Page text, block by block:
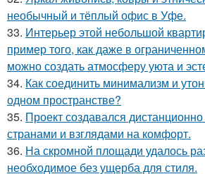
необычный и тёплый офис в Уфе.
33. Интерьер этой небольшой
пример того, как даже в
можно создать атмосферу уюта и
34. Как соединить минимализм и
одном пространстве?
35. Проект создавался
странами и взглядами на комфорт.
36. На скромной площади удалось
необходимое без ущерба для стиля.